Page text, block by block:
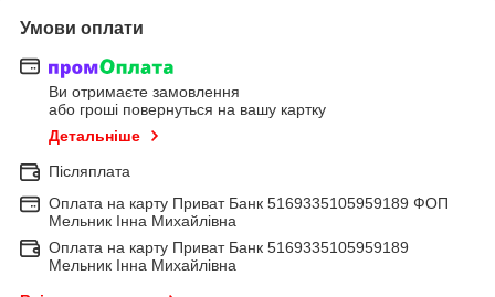
Умови оплати
Ви отримаєте замовлення
або гроші повернуться на вашу картку
Детальніше
Післяплата
Оплата на карту Приват Банк 5169335105959189 ФОП
Мельник Інна Михайлівна
Оплата на карту Приват Банк 5169335105959189
Мельник Інна Михайлівна